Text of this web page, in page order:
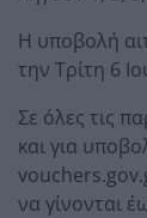
Η υποβολή
την Τρίτη 6
Σε όλες τις
και για
να γίνονται